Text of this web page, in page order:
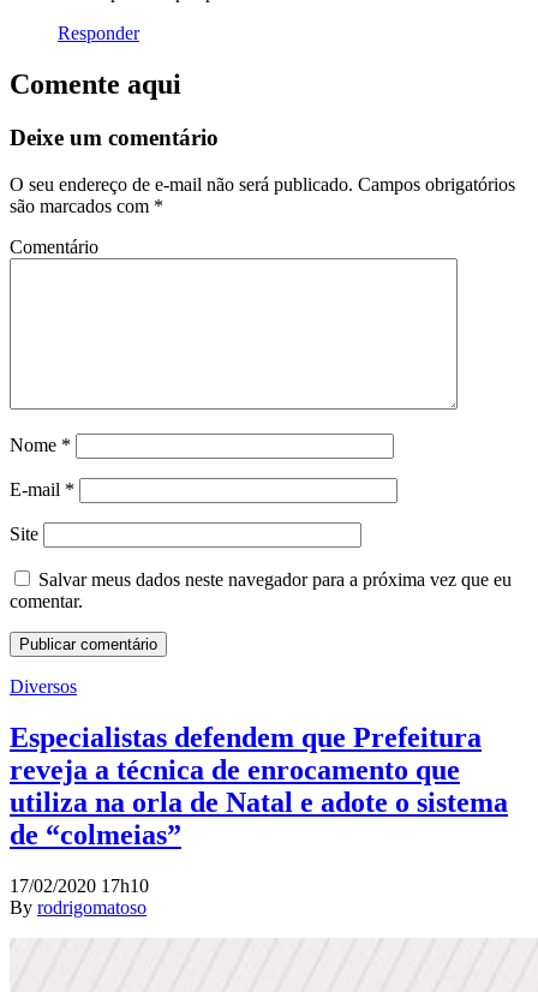
Responder
Comente aqui
Deixe um comentário
O seu endereço de e-mail não será publicado. Campos obrigatórios
são marcados com *
Comentário
Nome *
E-mail *
Site
Salvar meus dados neste navegador para a próxima vez que eu
comentar.
Diversos
Especialistas defendem que Prefeitura
reveja a técnica de enrocamento que
utiliza na orla de Natal e adote o sistema
de “colmeias”
17/02/2020 17h10
By rodrigomatoso